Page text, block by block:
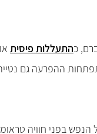
כהתעללות פיסית
ההפרעה גם
הנפש בפני חוויה